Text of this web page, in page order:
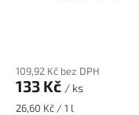
109,92 Kč bez DPH
133 Kč / ks
Měrná
26,60 Kč / 1 l